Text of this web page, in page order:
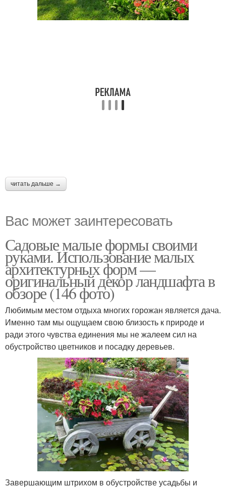
читать дальше →
Вас может заинтересовать
Садовые малые формы своими
руками. Использование малых
архитектурных форм —
оригинальный декор ландшафта в
обзоре (146 фото)
Любимым местом отдыха многих горожан является дача.
Именно там мы ощущаем свою близость к природе и
ради этого чувства единения мы не жалеем сил на
обустройство цветников и посадку деревьев.
Завершающим штрихом в обустройстве усадьбы и